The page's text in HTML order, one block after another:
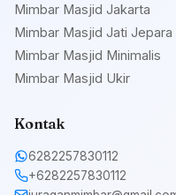
Mimbar Masjid Jakarta
Mimbar Masjid Jati Jepara
Mimbar Masjid Minimalis
Mimbar Masjid Ukir
Kontak
6282257830112
+6282257830112